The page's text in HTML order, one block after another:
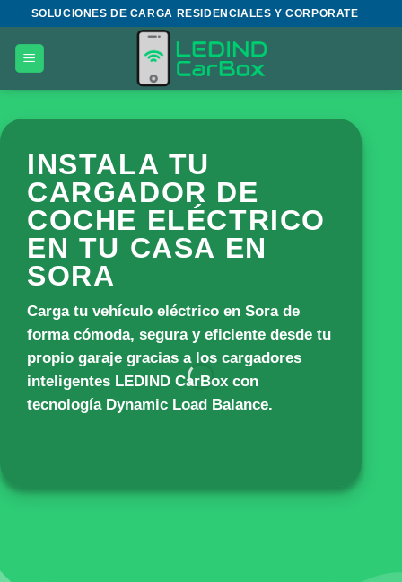
Saltar
contenido
SOLUCIONES DE CARGA RESIDENCIALES Y CORPORATE
INSTALA TU
CARGADOR DE
COCHE ELÉCTRICO
EN TU CASA EN
SORA
Carga tu vehículo eléctrico en Sora de
forma cómoda, segura y eficiente desde tu
propio garaje gracias a los cargadores
inteligentes LEDIND CarBox con
tecnología Dynamic Load Balance.